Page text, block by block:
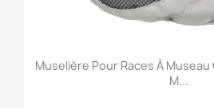
Muselière Pour Races À
M...